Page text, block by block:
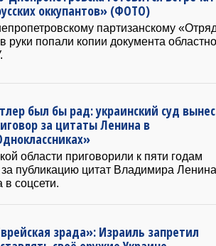
оккупантов» (ФОТО)
партизанскому
руки попали копии документа
был бы рад: украинский суд вынес
за цитаты Ленина в
области приговорили к пяти годам
за публикацию цитат Владимира
соцсети.
зрада»: Израиль запретил